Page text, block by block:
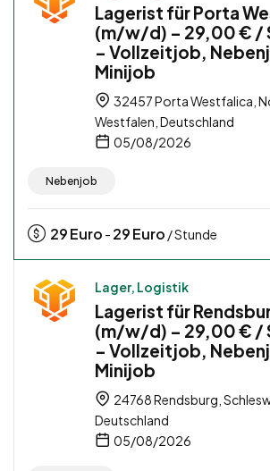
Lagerist für Porta
(m/w/d) – 29,00 € /
– Vollzeitjob,
Minijob
32457 Porta Westfalica,
Westfalen, Deutschland
05/08/2026
Nebenjob
29Euro - 29Euro / Stunde
Lager, Logistik
Lagerist für
(m/w/d) – 29,00 € /
– Vollzeitjob,
Minijob
24768 Rendsburg,
Deutschland
05/08/2026